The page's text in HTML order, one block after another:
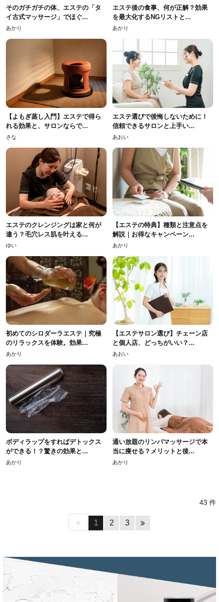
そのガチガチの体、エステの「タ
イ古式マッサージ」でほぐ...
あかり
エステ後の食事、何が正解？効果
を最大化するNGリストと...
あかり
【よもぎ蒸し入門】エステで得ら
れる効果と、サロンならで...
さな
エステ選びで後悔しないために！
信頼できるサロンと上手い...
あおい
エステのクレンジングは家と何が
違う？毛穴レス肌を叶える...
ゆい
【エステの特典】種類と注意点を
解説｜お得なキャンペーン...
あかり
初めてのシロダーラエステ｜究極
のリラックスを体験。効果...
あかり
【エステサロン選び】チェーン店
と個人店、どっちがいい？...
あおい
ボディラップをすればデトックス
ができる！？驚きの効果と...
あかり
通い放題のリンパマッサージで本
当に痩せる？メリットと後...
あかり
43 件
1 2 3